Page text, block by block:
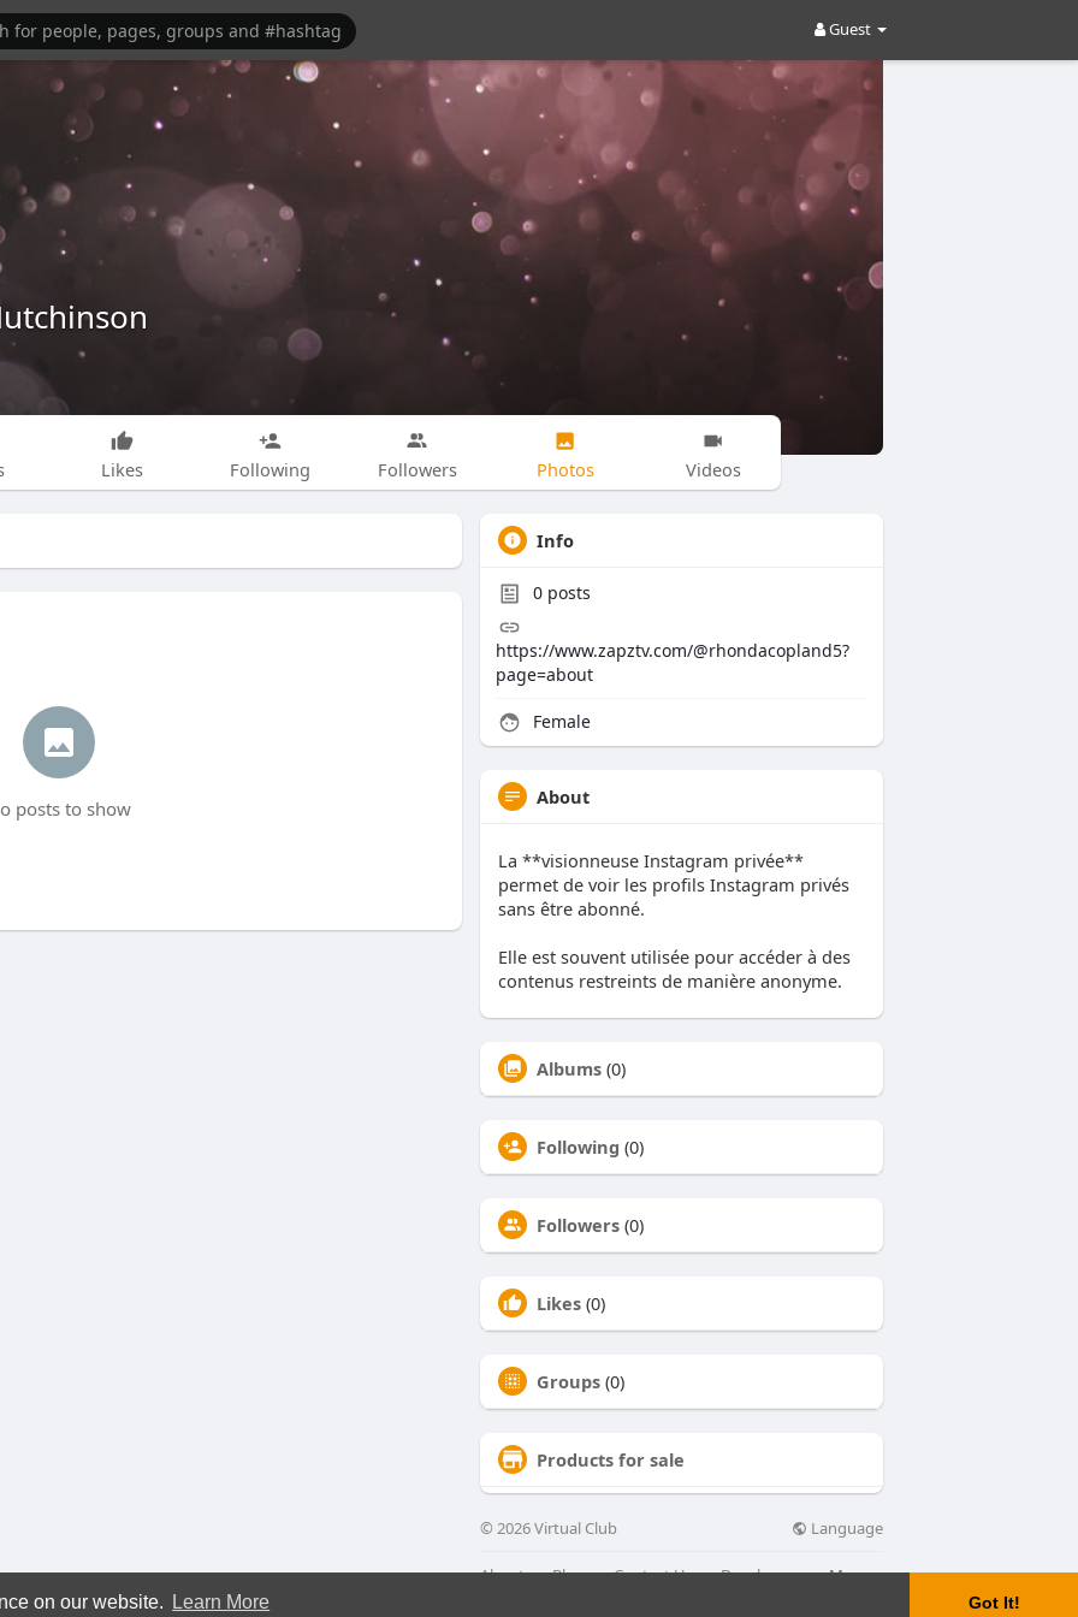
on our website. Learn More Got It!
Guest
Likes Following Followers Photos Videos
posts to show
Info
0 posts
https://www.zapztv.com/@rhondacopland5?
page=about
Female
About
La **visionneuse Instagram privée**
permet de voir les profils Instagram privés
sans être abonné.
Elle est souvent utilisée pour accéder à des
contenus restreints de manière anonyme.
Albums (0)
Following (0)
Followers (0)
Likes (0)
Groups (0)
Products for sale
© 2026 Virtual Club Language
About Blog Contact Us Developers More